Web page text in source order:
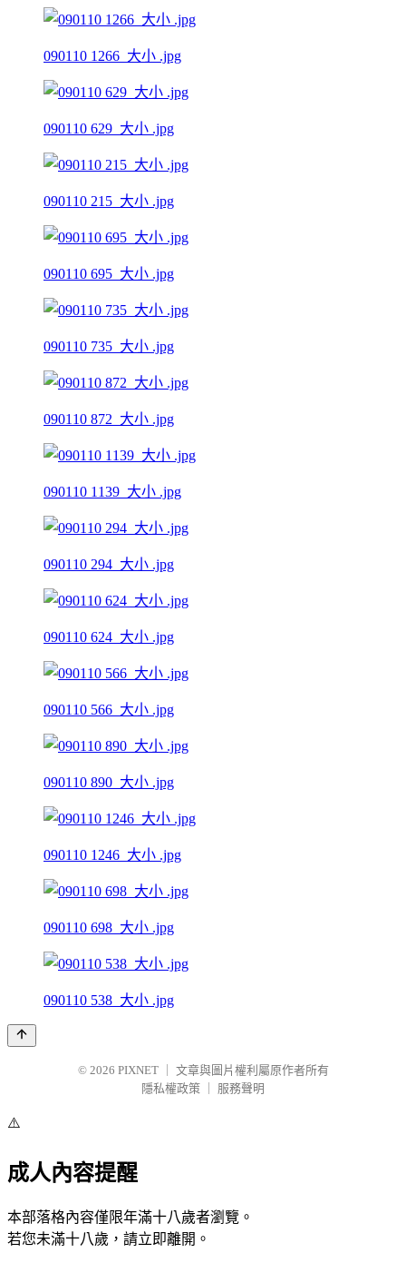
090110 1266_大小 .jpg
090110 629_大小 .jpg
090110 215_大小 .jpg
090110 695_大小 .jpg
090110 735_大小 .jpg
090110 872_大小 .jpg
090110 1139_大小 .jpg
090110 294_大小 .jpg
090110 624_大小 .jpg
090110 566_大小 .jpg
090110 890_大小 .jpg
090110 1246_大小 .jpg
090110 698_大小 .jpg
090110 538_大小 .jpg
© 2026 PIXNET
文章與圖片權利屬原作者所有
隱私權政策
服務聲明
⚠️
成人內容提醒
本部落格內容僅限年滿十八歲者瀏覽。
若您未滿十八歲，請立即離開。